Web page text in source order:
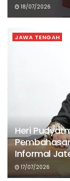
18/07/2026
JAWA TENGAH
Heri
Informal
17/07/2026